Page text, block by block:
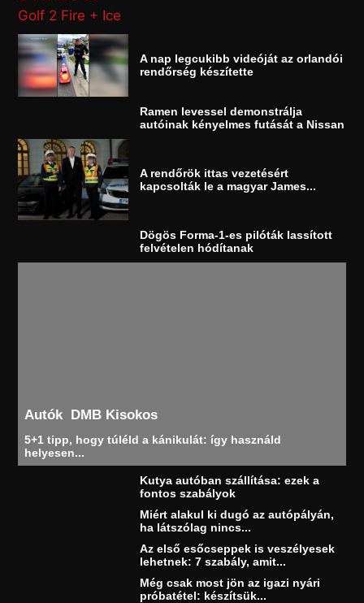
A nap legcukibb videóját az orlandói
rendőrség készítette
Ramen levessel demonstrálja
autóinak kényelmes futását a Nissan
A rendőrök ittas vezetésért
kapcsolták le a magyar James...
Dögös Forma-1-es pilóták lassított
felvételen hódítanak
Autók DMB Kisokos
5+1 tipp, hogy túléld a kánikulát: így használd
helyesen...
Kutya autóban szállítása: ezek a
fontos szabályok
Miért alakul ki dugó az autópályán,
ha látszólag nincs...
Az első esőcseppek is veszélyesek
lehetnek: 7 szabály, amit...
Még csak most jön az igazi nyári
próbatétel: készítsük...